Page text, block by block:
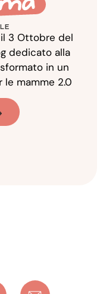
3 Ottobre del
dedicato alla
in un
mamme 2.0